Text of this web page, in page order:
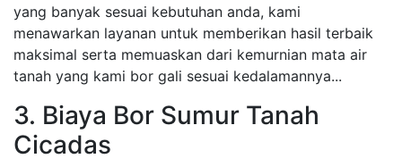
yang banyak sesuai kebutuhan anda, kami
menawarkan layanan untuk memberikan hasil terbaik
maksimal serta memuaskan dari kemurnian mata air
tanah yang kami bor gali sesuai kedalamannya...
3. Biaya Bor Sumur Tanah
Cicadas